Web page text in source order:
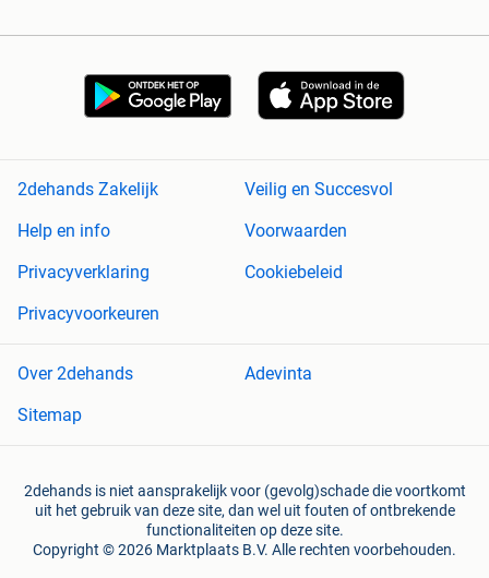
2dehands Zakelijk
Veilig en Succesvol
Help en info
Voorwaarden
Privacyverklaring
Cookiebeleid
Privacyvoorkeuren
Over 2dehands
Adevinta
Sitemap
2dehands is niet aansprakelijk voor (gevolg)schade die voortkomt
uit het gebruik van deze site, dan wel uit fouten of ontbrekende
functionaliteiten op deze site.
Copyright © 2026 Marktplaats B.V. Alle rechten voorbehouden.